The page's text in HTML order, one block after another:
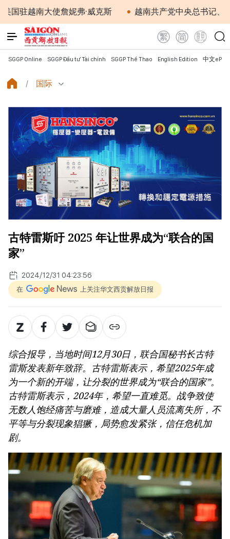
大使詹妮弗·威克斯 越南共产党中央总书记、国家主席
SGGP Online SGGP Đầu tư Tài chính SGGP Thể Thao English Edition 中文
国际
古特雷斯吁 2025 年让世界成为“联合的国
家”
2024/12/31 04:23:56
在 上关注华文西贡解放日报
综合报导，当地时间12月30日，联合国秘书长古特
雷斯发表新年致辞。古特雷斯表示，希望2025年成
为一个新的开端，让分裂的世界成为“联合的国家”。
古特雷斯表示，2024年，希望一直难觅。战争致使
无数人饱经痛苦与磨难，造成大量人员流离失所，不
平等与分裂现象猖獗，局势愈发紧张，信任危机加
剧。